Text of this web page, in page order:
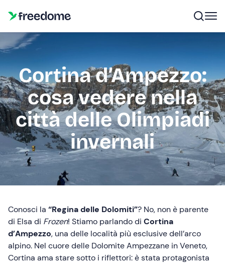
Cortina d’Ampezzo:
cosa vedere nella
città delle Olimpiadi
invernali
Conosci la “Regina delle Dolomiti”? No, non è parente
di Elsa di Frozen! Stiamo parlando di Cortina
d’Ampezzo, una delle località più esclusive dell’arco
alpino. Nel cuore delle Dolomite Ampezzane in Veneto,
Cortina ama stare sotto i riflettori: è stata protagonista